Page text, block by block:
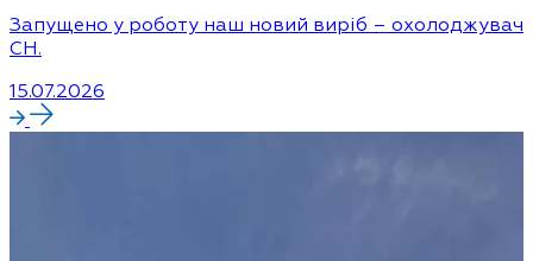
Запущено у роботу наш новий виріб – охолоджувач
CH.
15.07.2026